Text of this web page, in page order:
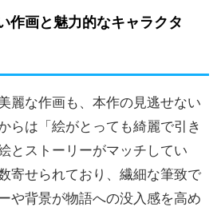
画と魅力的なキャラクタ
麗な作画も、本作の見逃せない
らは「絵がとっても綺麗で引き
とストーリーがマッチしてい
寄せられており、繊細な筆致で
や背景が物語への没入感を高め